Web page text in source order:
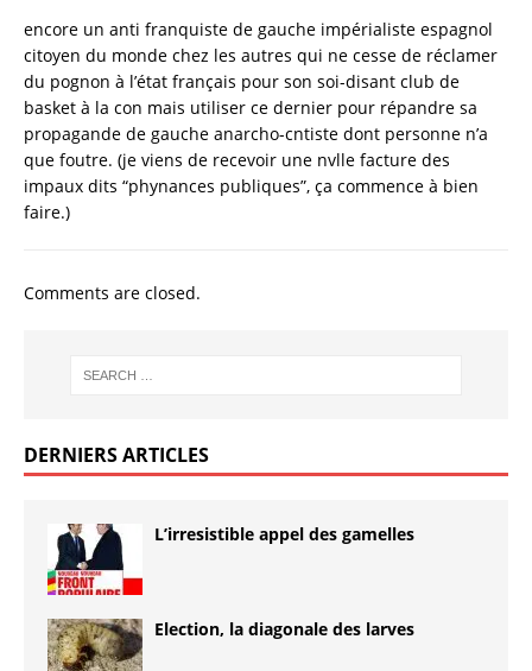
encore un anti franquiste de gauche impérialiste espagnol
citoyen du monde chez les autres qui ne cesse de réclamer
du pognon à l’état français pour son soi-disant club de
basket à la con mais utiliser ce dernier pour répandre sa
propagande de gauche anarcho-cntiste dont personne n’a
que foutre. (je viens de recevoir une nvlle facture des
impaux dits “phynances publiques”, ça commence à bien
faire.)
Comments are closed.
DERNIERS ARTICLES
L’irresistible appel des gamelles
Election, la diagonale des larves